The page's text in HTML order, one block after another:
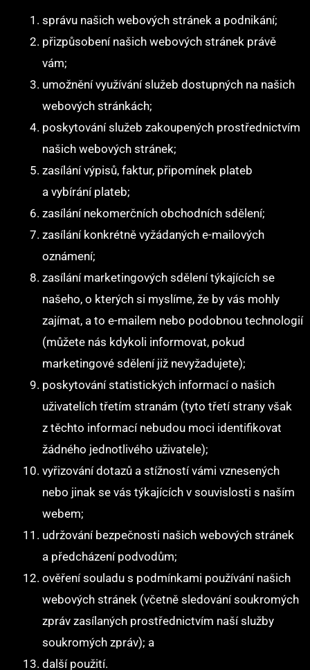
správu našich webových stránek a podnikání;
přizpůsobení našich webových stránek právě
vám;
umožnění využívání služeb dostupných na našich
webových stránkách;
poskytování služeb zakoupených prostřednictvím
našich webových stránek;
zasílání výpisů, faktur, připomínek plateb
a vybírání plateb;
zasílání nekomerčních obchodních sdělení;
zasílání konkrétně vyžádaných e-mailových
oznámení;
zasílání marketingových sdělení týkajících se
našeho, o kterých si myslíme, že by vás mohly
zajímat, a to e-mailem nebo podobnou technologií
(můžete nás kdykoli informovat, pokud
marketingové sdělení již nevyžadujete);
poskytování statistických informací o našich
uživatelích třetím stranám (tyto třetí strany však
z těchto informací nebudou moci identifikovat
žádného jednotlivého uživatele);
vyřizování dotazů a stížností vámi vznesených
nebo jinak se vás týkajících v souvislosti s naším
webem;
udržování bezpečnosti našich webových stránek
a předcházení podvodům;
ověření souladu s podmínkami používání našich
webových stránek (včetně sledování soukromých
zpráv zasílaných prostřednictvím naší služby
soukromých zpráv); a
další použití.